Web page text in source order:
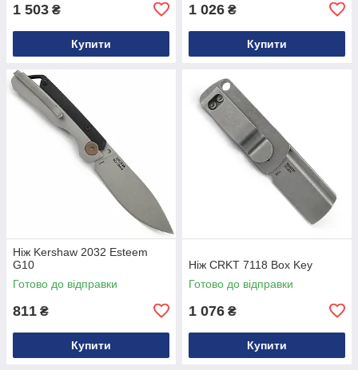
1 503 ₴
Купити
1 026 ₴
Купити
Ніж Kershaw 2032 Esteem
G10
Готово до відправки
811 ₴
Купити
Ніж CRKT 7118 Box Key
Готово до відправки
1 076 ₴
Купити